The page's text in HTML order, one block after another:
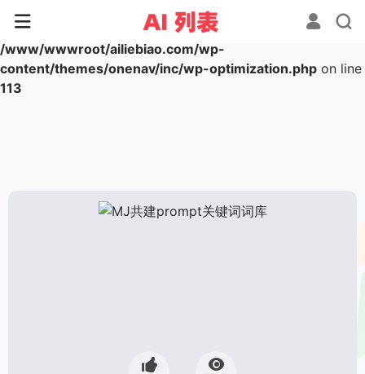
Warning
: Array to string conversion in
/www/wwwroot/ailiebiao.com/wp-
content/themes/onenav/inc/wp-optimization.php on line
113